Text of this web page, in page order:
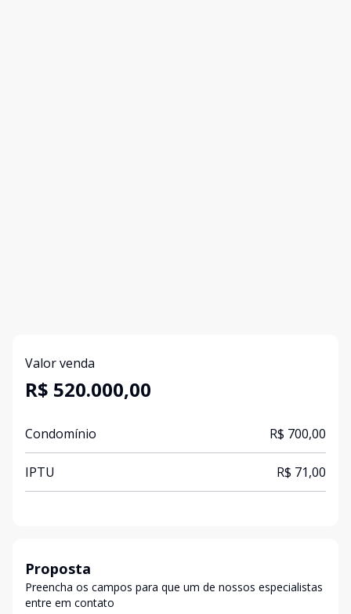
Valor venda
R$ 520.000,00
Condomínio R$ 700,00
IPTU R$ 71,00
Proposta
Preencha os campos para que um de nossos especialistas
entre em contato